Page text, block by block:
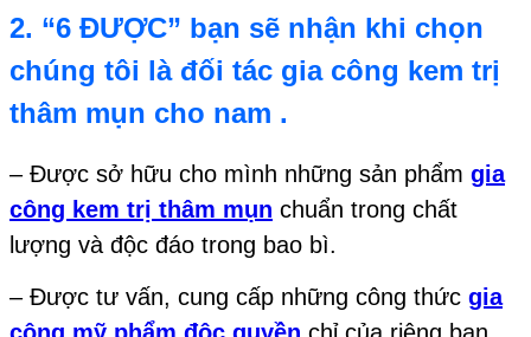
2. “6 ĐƯỢC” bạn sẽ nhận khi chọn
chúng tôi là đối tác gia công kem trị
thâm mụn cho nam .
– Được sở hữu cho mình những sản phẩm gia
công kem trị thâm mụn chuẩn trong chất
lượng và độc đáo trong bao bì.
– Được tư vấn, cung cấp những công thức gia